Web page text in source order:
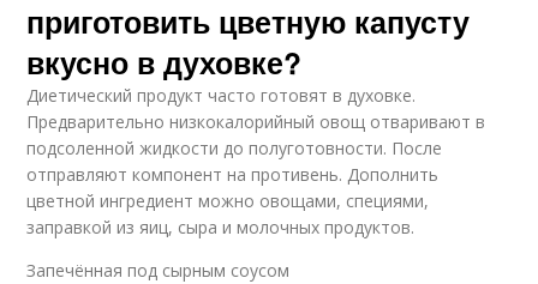
приготовить цветную капусту
вкусно в духовке?
Диетический продукт часто готовят в духовке.
Предварительно низкокалорийный овощ отваривают в
подсоленной жидкости до полуготовности. После
отправляют компонент на противень. Дополнить
цветной ингредиент можно овощами, специями,
заправкой из яиц, сыра и молочных продуктов.
Запечённая под сырным соусом